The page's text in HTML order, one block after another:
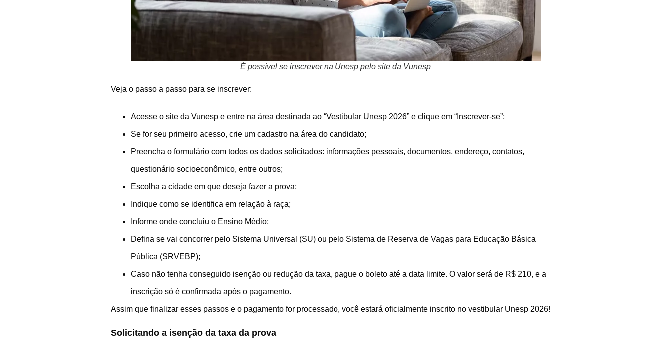
É possível se inscrever na Unesp pelo site da Vunesp
Veja o passo a passo para se inscrever:
Acesse o site da Vunesp e entre na área destinada ao “Vestibular Unesp 2026” e clique em “Inscrever-se”;
Se for seu primeiro acesso, crie um cadastro na área do candidato;
Preencha o formulário com todos os dados solicitados: informações pessoais, documentos, endereço, contatos,
questionário socioeconômico, entre outros;
Escolha a cidade em que deseja fazer a prova;
Indique como se identifica em relação à raça;
Informe onde concluiu o Ensino Médio;
Defina se vai concorrer pelo Sistema Universal (SU) ou pelo Sistema de Reserva de Vagas para Educação Básica
Pública (SRVEBP);
Caso não tenha conseguido isenção ou redução da taxa, pague o boleto até a data limite. O valor será de R$ 210, e a
inscrição só é confirmada após o pagamento.
Assim que finalizar esses passos e o pagamento for processado, você estará oficialmente inscrito no vestibular Unesp 2026!
Solicitando a isenção da taxa da prova